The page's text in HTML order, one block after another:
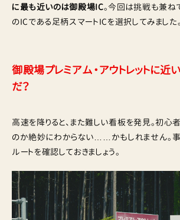
に最も近いのは御殿場IC。今回は挑戦も兼ね
のICである足柄スマートICを選択してみました。
御殿場プレミアム・アウトレットに近
だ？
高速を降りると、また難しい看板を発見。初心
のか絶妙にわからない……かもしれません。
ルートを確認しておきましょう。